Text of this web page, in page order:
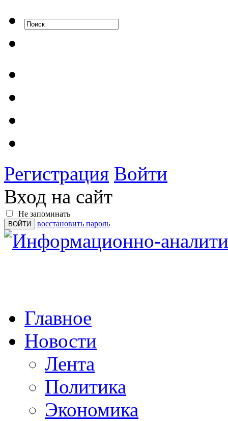
Регистрация Войти
Вход на сайт
Не запоминать
восстановить пароль
Главное
Новости
Лента
Политика
Экономика